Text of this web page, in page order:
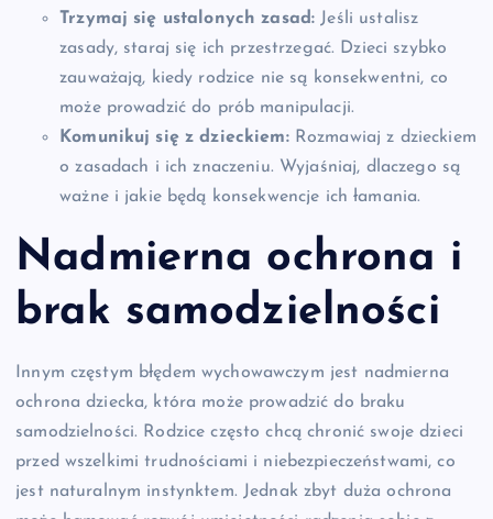
Trzymaj się ustalonych zasad: Jeśli ustalisz
zasady, staraj się ich przestrzegać. Dzieci szybko
zauważają, kiedy rodzice nie są konsekwentni, co
może prowadzić do prób manipulacji.
Komunikuj się z dzieckiem:Rozmawiaj z dzieckiem
o zasadach i ich znaczeniu. Wyjaśniaj, dlaczego są
ważne i jakie będą konsekwencje ich łamania.
Nadmierna ochrona i
brak samodzielności
Innym częstym błędem wychowawczym jest nadmierna
ochrona dziecka, która może prowadzić do braku
samodzielności. Rodzice często chcą chronić swoje dzieci
przed wszelkimi trudnościami i niebezpieczeństwami, co
jest naturalnym instynktem. Jednak zbyt duża ochrona